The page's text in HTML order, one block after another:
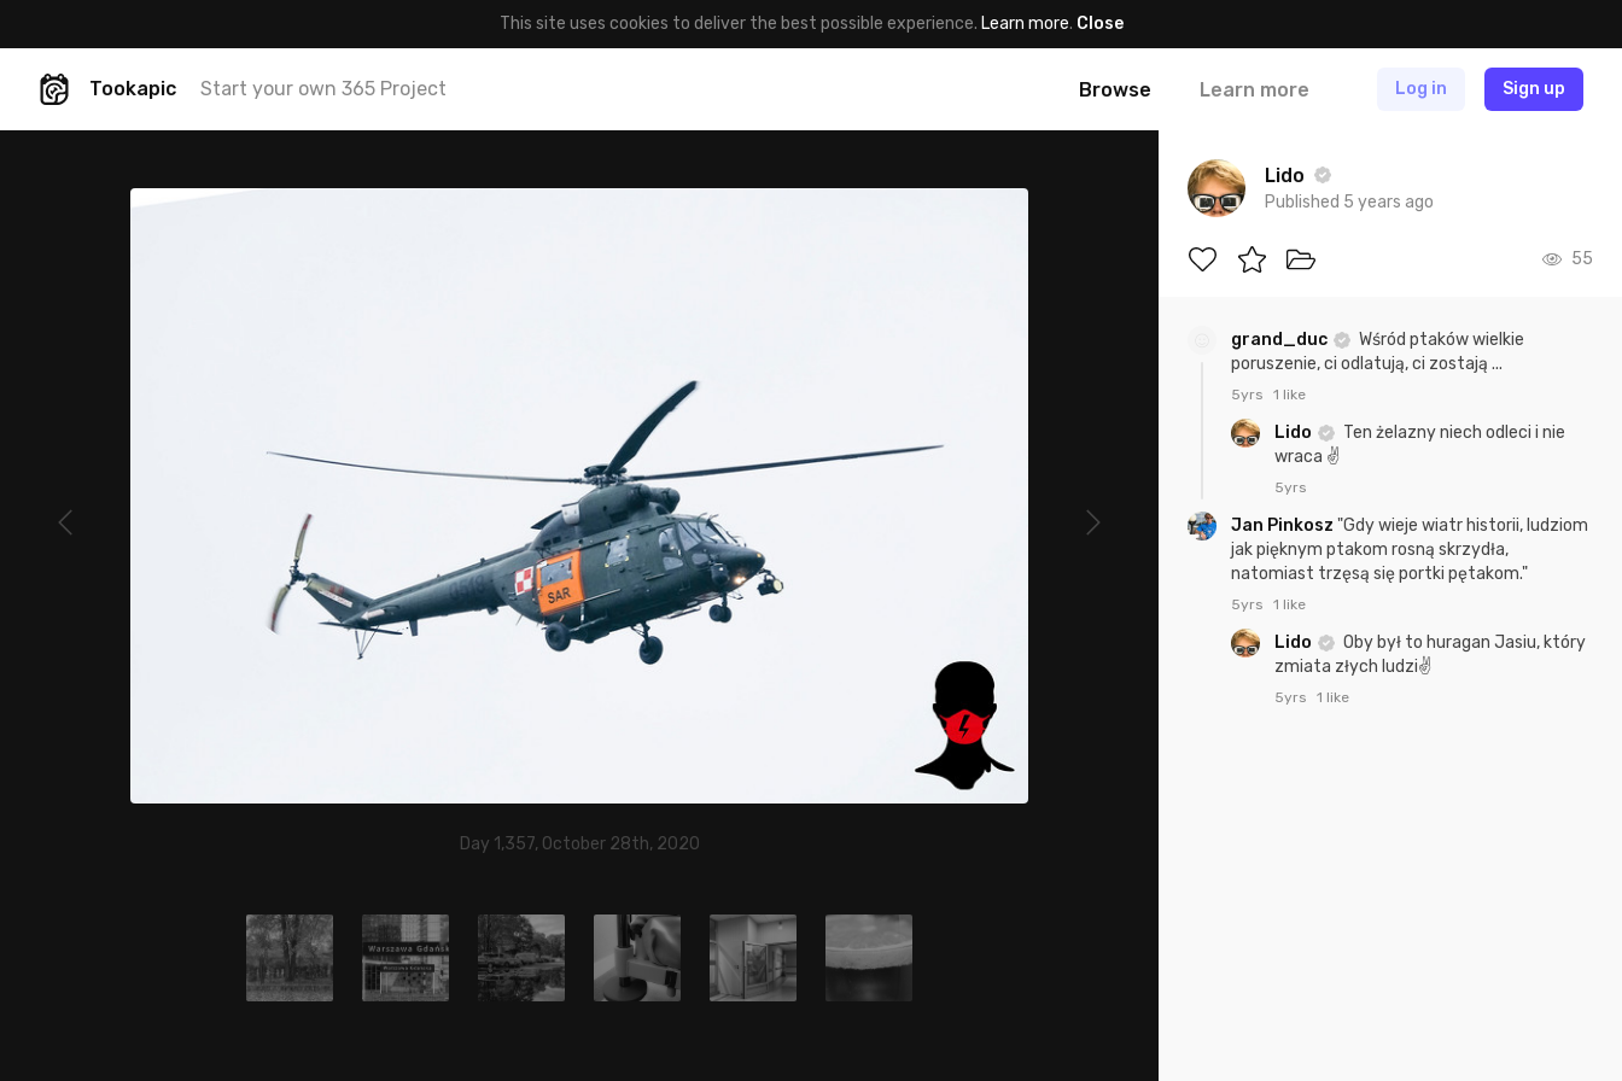
This site uses cookies to deliver the best possible experience. Learn more. Close
Tookapic Start your own 365 Project Browse Learn more Log in Sign up
Day 1,357, October 28th, 2020
Lido
Published 5 years ago
55
grand_duc
Wśród ptaków wielkie
poruszenie, ci odlatują, ci zostają ...
5yrs 1 like
Lido
Ten żelazny niech odleci i nie
wraca ✌️
5yrs
Jan Pinkosz "Gdy wieje wiatr historii, ludziom
jak pięknym ptakom rosną skrzydła,
natomiast trzęsą się portki pętakom."
5yrs 1 like
Lido
Oby był to huragan Jasiu, który
zmiata złych ludzi✌️
5yrs 1 like